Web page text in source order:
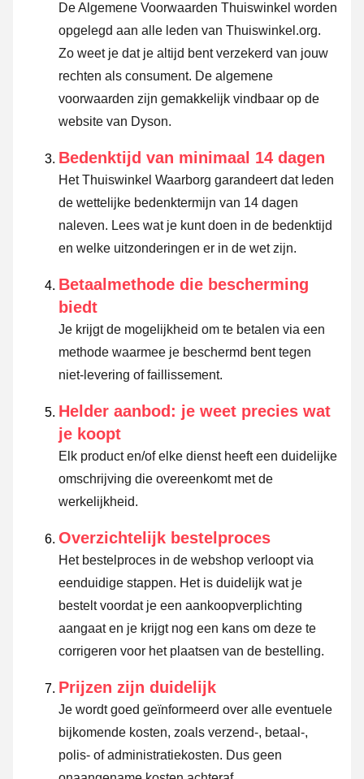
De Algemene Voorwaarden Thuiswinkel worden
opgelegd aan alle leden van Thuiswinkel.org.
Zo weet je dat je altijd bent verzekerd van jouw
rechten als consument. De algemene
voorwaarden zijn gemakkelijk vindbaar op de
website van Dyson.
Bedenktijd van minimaal 14 dagen
Het Thuiswinkel Waarborg garandeert dat leden
de wettelijke bedenktermijn van 14 dagen
naleven. Lees wat je kunt doen in de bedenktijd
en welke uitzonderingen er in de wet zijn.
Betaalmethode die bescherming
biedt
Je krijgt de mogelijkheid om te betalen via een
methode waarmee je beschermd bent tegen
niet-levering of faillissement.
Helder aanbod: je weet precies wat
je koopt
Elk product en/of elke dienst heeft een duidelijke
omschrijving die overeenkomt met de
werkelijkheid.
Overzichtelijk bestelproces
Het bestelproces in de webshop verloopt via
eenduidige stappen. Het is duidelijk wat je
bestelt voordat je een aankoopverplichting
aangaat en je krijgt nog een kans om deze te
corrigeren voor het plaatsen van de bestelling.
Prijzen zijn duidelijk
Je wordt goed geïnformeerd over alle eventuele
bijkomende kosten, zoals verzend-, betaal-,
polis- of administratiekosten. Dus geen